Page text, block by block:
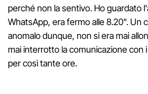
perché non la sentivo. Ho guardato
WhatsApp, era fermo alle 8.20". Un
anomalo dunque, non si era mai
mai interrotto la comunicazione con
per così tante ore.